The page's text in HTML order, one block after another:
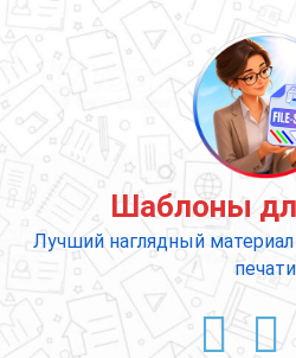
содержимому
Шаблоны
Лучший наглядный
печати